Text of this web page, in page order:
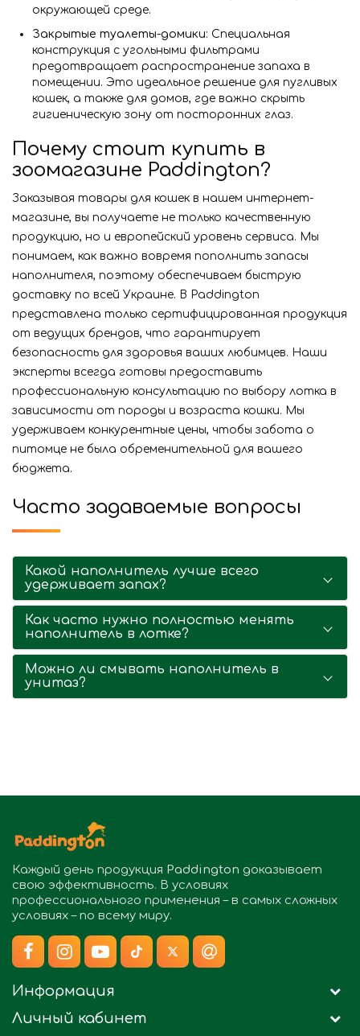
окружающей среде.
Закрытые туалеты-домики: Специальная
конструкция с угольными фильтрами
предотвращает распространение запаха в
помещении. Это идеальное решение для пугливых
кошек, а также для домов, где важно скрыть
гигиеническую зону от посторонних глаз.
Почему стоит купить в
зоомагазине Paddington?
Заказывая товары для кошек в нашем интернет-
магазине, вы получаете не только качественную
продукцию, но и европейский уровень сервиса. Мы
понимаем, как важно вовремя пополнить запасы
наполнителя, поэтому обеспечиваем быструю
доставку по всей Украине. В Paddington
представлена только сертифицированная продукция
от ведущих брендов, что гарантирует
безопасность для здоровья ваших любимцев. Наши
эксперты всегда готовы предоставить
профессиональную консультацию по выбору лотка в
зависимости от породы и возраста кошки. Мы
удерживаем конкурентные цены, чтобы забота о
питомце не была обременительной для вашего
бюджета.
Часто задаваемые вопросы
Какой наполнитель лучше всего
удерживает запах?
Как часто нужно полностью менять
наполнитель в лотке?
Можно ли смывать наполнитель в
унитаз?
Каждый день продукция Paddington доказывает
свою эффективность. В условиях
профессионального применения – в самых сложных
условиях – по всему миру.
Информация
Личный кабинет